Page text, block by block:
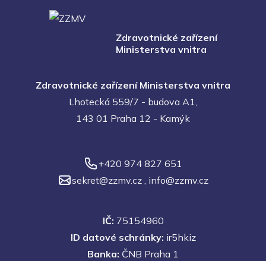
Zdravotnické zařízení
Ministerstva vnitra
Zdravotnické zařízení Ministerstva vnitra
Lhotecká 559/7 - budova A1,
143 01 Praha 12 - Kamýk
+420 974 827 651
sekret@zzmv.cz , info@zzmv.cz
IČ: 75154960
ID datové schránky: ir5hkiz
Banka: ČNB Praha 1